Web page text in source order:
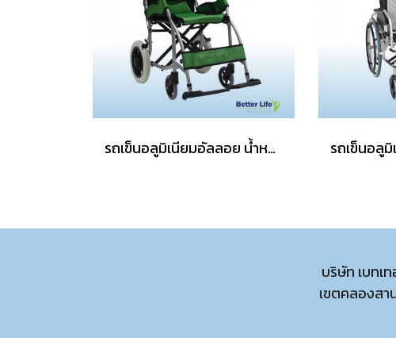
รถเข็นอลูมิเนียมอัลลอย น้ำหนักเบา พับได้
บริษัท เบทเ
เขตคลองส